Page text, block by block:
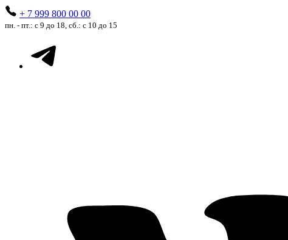
+ 7 999 800 00 00
пн. - пт.: с 9 до 18, сб.: с 10 до 15